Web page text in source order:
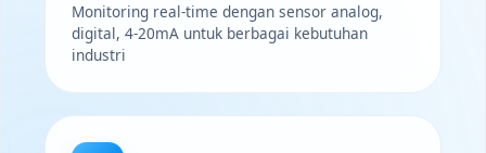
Monitoring real-time dengan sensor analog,
digital, 4-20mA untuk berbagai kebutuhan
industri